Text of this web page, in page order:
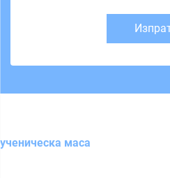
ученическа маса